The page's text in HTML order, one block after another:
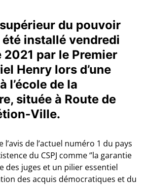
du pouvoir
installé vendredi
2021 par le Premier
Henry lors d’une
l’école de la
située à Route de
Ville.
l’avis de l’actuel numéro 1 du pays
du CSPJ comme ‘’la garantie
des juges et un pilier essentiel
des acquis démocratiques et du